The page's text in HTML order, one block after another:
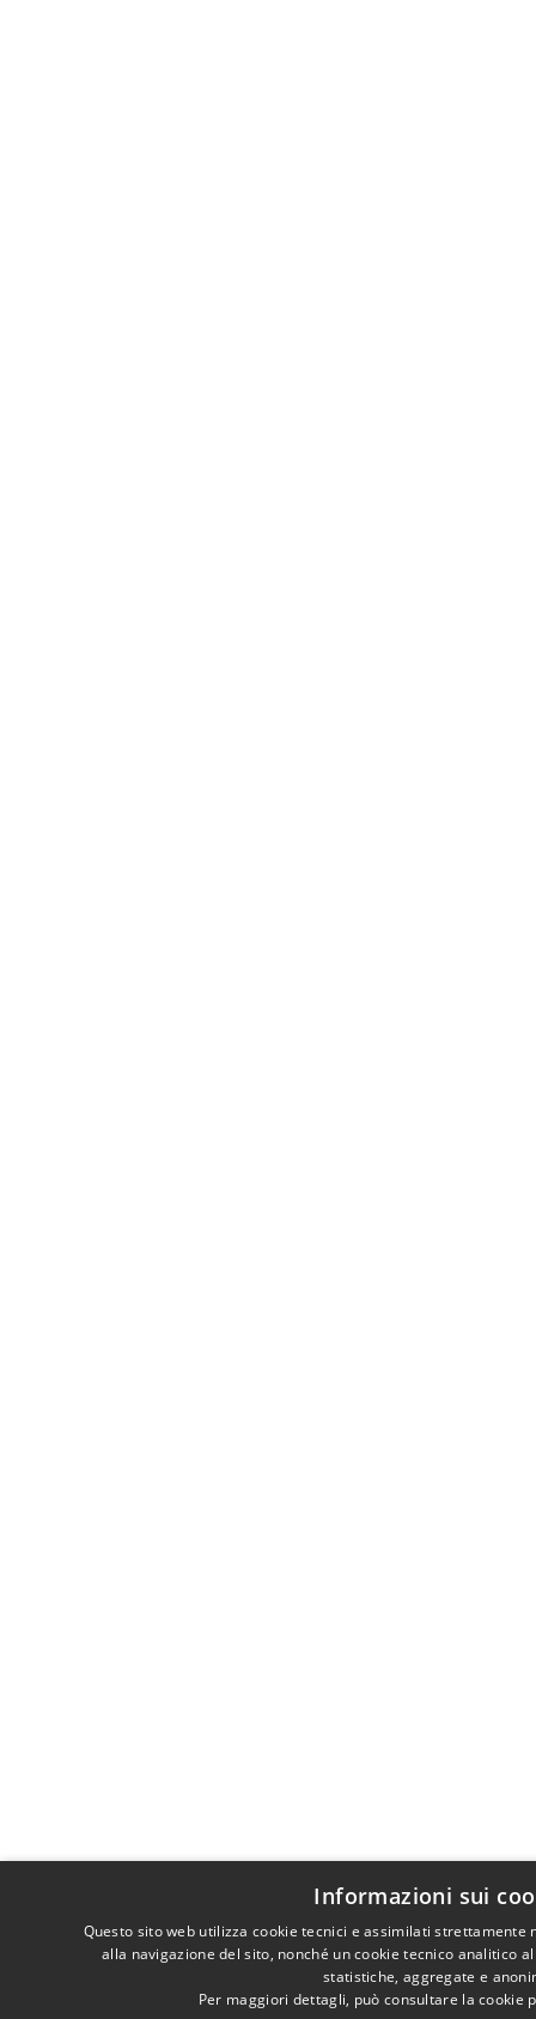
Informazioni sui
Questo sito web utilizza cookie tecnici e assimilati
alla navigazione del sito, nonché un cookie tecnico analitico
statistiche, aggregate e
Per maggiori dettagli, può consultare la cookie